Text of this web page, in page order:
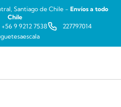
Santiago de Chile - Envíos a todo
Chile
+56 9 9212 7538
227797014